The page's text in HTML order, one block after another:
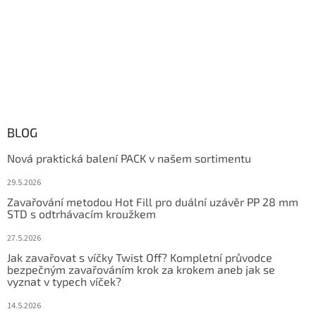
BLOG
Nová praktická balení PACK v našem sortimentu
29.5.2026
Zavařování metodou Hot Fill pro duální uzávěr PP 28 mm
STD s odtrhávacím kroužkem
27.5.2026
Jak zavařovat s víčky Twist Off? Kompletní průvodce
bezpečným zavařováním krok za krokem aneb jak se
vyznat v typech víček?
14.5.2026